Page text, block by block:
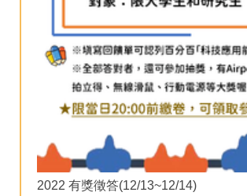
2022 有獎徵答(12/13~12/14)